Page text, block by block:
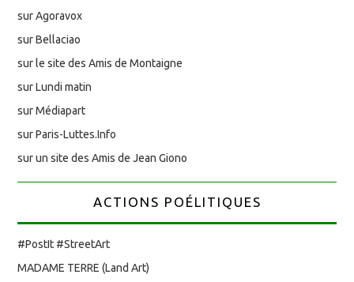
sur Agoravox
sur Bellaciao
sur le site des Amis de Montaigne
sur Lundi matin
sur Médiapart
sur Paris-Luttes.Info
sur un site des Amis de Jean Giono
ACTIONS POÉLITIQUES
#PostIt #StreetArt
MADAME TERRE (Land Art)